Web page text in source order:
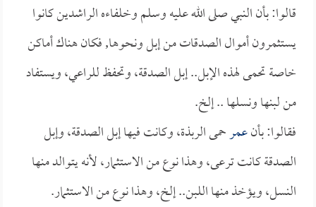
قالوا: بأن النبي صلى الله عليه وسلم وخلفاءه الراشدين كانوا
يستثمرون أموال الصدقات من إبل ونحوها, فكان هناك أماكن
خاصة تحمى لهذه الإبل.. إبل الصدقة، وتحفظ للراعي، ويستفاد
من لبنها ونسلها .. إلخ.
فقالوا: بأنعمرحمى الربذة، وكانت فيها إبل الصدقة، وإبل
الصدقة كانت ترعى، وهذا نوع من الاستثمار، لأنه يتوالد منها
النسل، ويؤخذ منها اللبن.. إلخ، وهذا نوع من الاستثمار.